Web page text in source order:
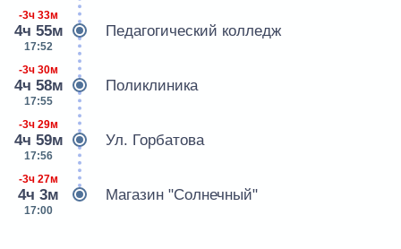
-3ч 33м
4ч 55м
17:52
Педагогический колледж
-3ч 30м
4ч 58м
17:55
Поликлиника
-3ч 29м
4ч 59м
17:56
Ул. Горбатова
-3ч 27м
4ч 3м
17:00
Магазин "Солнечный"